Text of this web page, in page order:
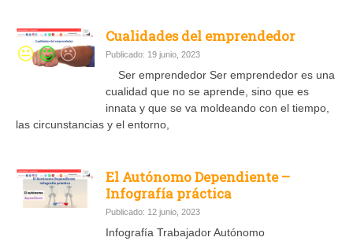
Cualidades del emprendedor
Publicado: 19 junio, 2023
Ser emprendedor Ser emprendedor es una
cualidad que no se aprende, sino que es
innata y que se va moldeando con el tiempo,
las circunstancias y el entorno,
El Autónomo Dependiente –
Infografía práctica
Publicado: 12 junio, 2023
Infografía Trabajador Autónomo